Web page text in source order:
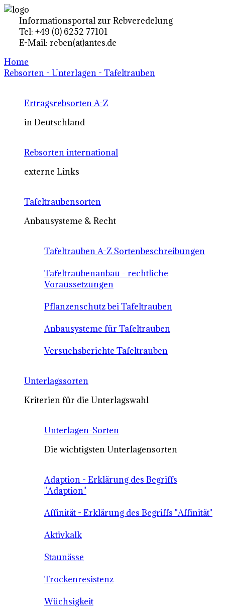
Informationsportal zur Rebveredelung
Tel: +49 (0) 6252 77101
E-Mail: reben(at)antes.de
Home
Rebsorten - Unterlagen - Tafeltrauben
Ertragsrebsorten A-Z
in Deutschland
Rebsorten international
externe Links
Tafeltraubensorten
Anbausysteme & Recht
Tafeltrauben A-Z Sortenbeschreibungen
Tafeltraubenanbau - rechtliche
Voraussetzungen
Pflanzenschutz bei Tafeltrauben
Anbausysteme für Tafeltrauben
Versuchsberichte Tafeltrauben
Unterlagssorten
Kriterien für die Unterlagswahl
Unterlagen-Sorten
Die wichtigsten Unterlagensorten
Adaption - Erklärung des Begriffs
"Adaption"
Affinität - Erklärung des Begriffs "Affinität"
Aktivkalk
Staunässe
Trockenresistenz
Wüchsigkeit